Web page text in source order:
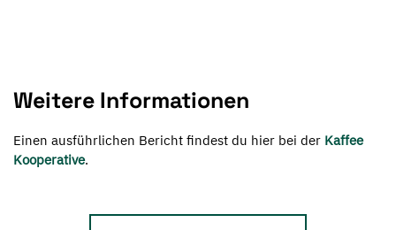
Weitere Informationen
Einen ausführlichen Bericht findest du hier bei der Kaffee
Kooperative.